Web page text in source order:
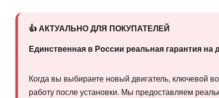
👍 АКТУАЛЬНО ДЛЯ ПОКУПАТЕЛЕЙ
Единственная в России реальная гарантия на
Когда вы выбираете новый двигатель, ключевой
работу после установки. Мы предоставляем